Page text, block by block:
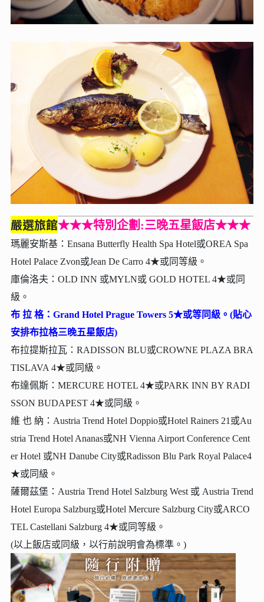
嚴選旅館★★★特別企劃:三晚五星飯店★★★
瑪麗安斯基：Ensana Butterfly Health Spa Hotel或OREA Spa
Hotel Palace Zvon或Jean De Carro 4★或同等級。
庫倫洛夫：OLD INN 或MYLN或 GOLD HOTEL 4★或同
級。
布 拉 格：Grand Hotel Prague Towers 5★或等同級。 (貼心
安排布拉格三晚五星飯店)
布拉提斯拉瓦：RADISSON BLU或CROWNE PLAZA BRA
TISLAVA 4★或同級。
布達佩斯：MERCURE HOTEL 4★或PARK INN BY RADI
SSON BUDAPEST 4★或同級。
維 也 納：Austria Trend Hotel Doppio或Hotel Rainers 21或Au
stria Trend Hotel Ananas或NH Vienna Airport Conference Cent
er Hotel 或NH Danube City或Radisson Blu Park Royal Palace4
★或同級。
薩爾茲堡：Austria Trend Hotel Salzburg West 或 Austria Trend
Hotel Europa Salzburg或Hotel Mercure Salzburg City或ARCO
TEL Castellani Salzburg 4★或同等級。
(以上飯店或同級，以行前說明會為標準。)